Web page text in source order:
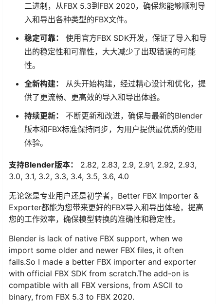
二进制，从FBX 5.3到FBX 2020，确保您能够顺利导
入和导出各种类型的FBX文件。
稳定可靠：
使用官方FBX SDK开发，保证了导入和导
出的稳定性和可靠性，大大减少了出现错误的可能
性。
全新构建：
从头开始构建，经过精心设计和优化，提
供了更流畅、更高效的导入和导出体验。
持续更新：
不断更新和改进，确保与最新的Blender
版本和FBX标准保持同步，为用户提供最优质的使用
体验。
支持Blender版本：
2.82, 2.83, 2.9, 2.91, 2.92, 2.93,
3.0, 3.1, 3.2, 3.3, 3.4, 3.5, 3.6, 4.0
无论您是专业用户还是初学者，Better FBX Importer &
Exporter都能为您带来更好的FBX导入和导出体验，提高
您的工作效率，确保模型转换的准确性和稳定性。
Blender is lack of native FBX support, when we
import some older and newer FBX files, it often
fails.So I made a better FBX importer and exporter
with official FBX SDK from scratch.The add-on is
compatible with all FBX versions, from ASCII to
binary, from FBX 5.3 to FBX 2020.